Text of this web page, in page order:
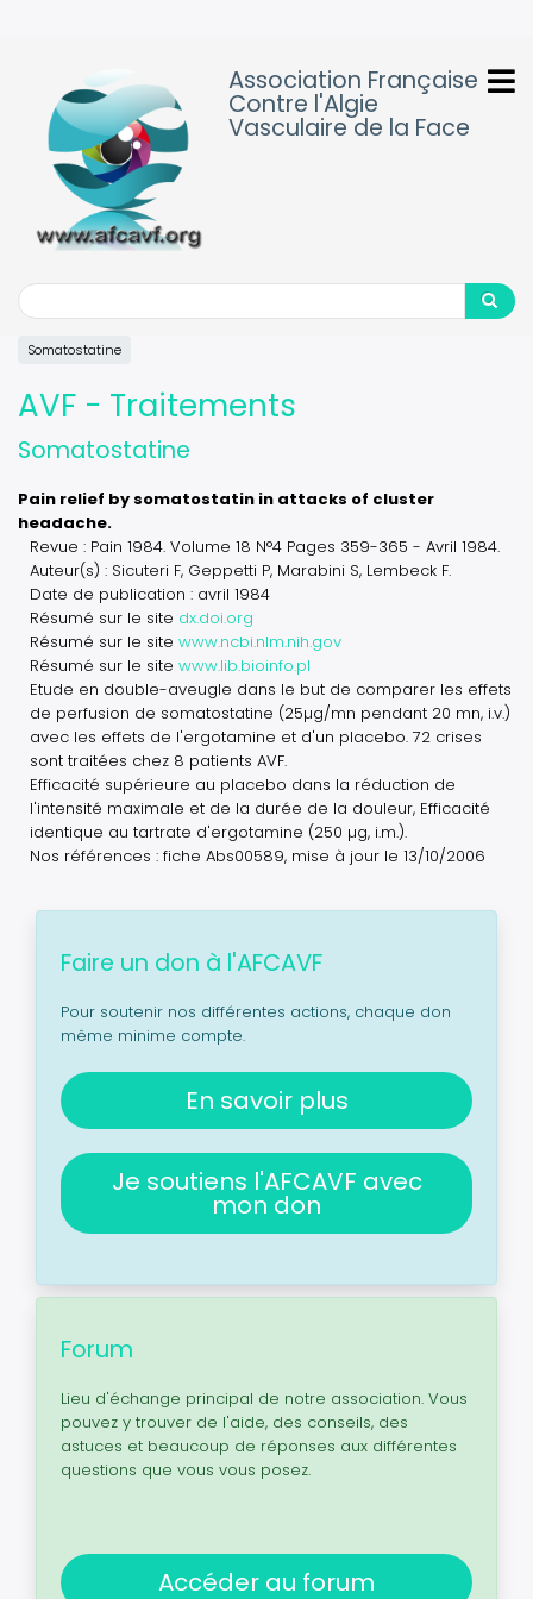
Association Française
Contre l'Algie
Vasculaire de la Face
Search
Search
Somatostatine
AVF - Traitements
Somatostatine
Pain relief by somatostatin in attacks of cluster
headache.
Revue : Pain 1984. Volume 18 N°4 Pages 359-365 - Avril 1984.
Auteur(s) : Sicuteri F, Geppetti P, Marabini S, Lembeck F.
Date de publication : avril 1984
Résumé sur le site dx.doi.org
Résumé sur le site www.ncbi.nlm.nih.gov
Résumé sur le site www.lib.bioinfo.pl
Etude en double-aveugle dans le but de comparer les effets
de perfusion de somatostatine (25µg/mn pendant 20 mn, i.v.)
avec les effets de l'ergotamine et d'un placebo. 72 crises
sont traitées chez 8 patients AVF.
Efficacité supérieure au placebo dans la réduction de
l'intensité maximale et de la durée de la douleur, Efficacité
identique au tartrate d'ergotamine (250 µg, i.m.).
Nos références : fiche Abs00589, mise à jour le 13/10/2006
Faire un don à l'AFCAVF
Pour soutenir nos différentes actions, chaque don
même minime compte.
En savoir plus
Je soutiens l'AFCAVF avec
mon don
Forum
Lieu d'échange principal de notre association. Vous
pouvez y trouver de l'aide, des conseils, des
astuces et beaucoup de réponses aux différentes
questions que vous vous posez.
Accéder au forum